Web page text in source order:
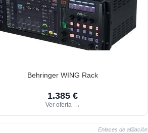
Behringer WING Rack
1.385 €
Ver oferta →
Enlaces de afiliación